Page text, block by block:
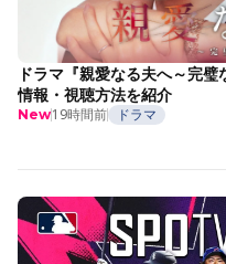
ドラマ『親愛なる夫へ～完
情報・視聴方法を紹介
New19時間前 ドラマ